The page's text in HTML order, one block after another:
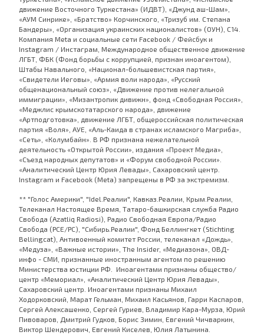
движение Восточного Туркестана» (ИДВТ), «Джунд аш-Шам»,
«АУМ Синрике», «Братство» Корчинского, «Тризуб им. Степана
Бандеры», «Организация украинских националистов» (ОУН), С14.
Компания Meta и социальные сети Facebook / Фейсбук и
Instagram / Инстаграм, Международное общественное движение
ЛГБТ, ФБК (Фонд борьбы с коррупцией, признан иноагентом),
Штабы Навального, «Национал-большевистская партия»,
«Свидетели Иеговы», «Армия воли народа», «Русский
общенациональный союз», «Движение против нелегальной
иммиграции», «Мизантропик дивижн», фонд «Свободная Россия»,
«Меджлис крымскотатарского народа», движение
«Артподготовка», движение ЛГБТ, общероссийская политическая
партия «Воля», АУЕ, «Аль-Каида в странах исламского Магриба»,
«Сеть», «Колумбайн». В РФ признана нежелательной
деятельность «Открытой России», издания «Проект Медиа»,
«Съезд народных депутатов» и «Форум свободной России».
«Аналитический Центр Юрия Левады», Сахаровский центр.
Instagram и Facebook (Metа) запрещены в РФ за экстремизм.
** "Голос Америки", "Idel.Реалии", Кавказ.Реалии, Крым.Реалии,
Телеканал Настоящее Время, Татаро-башкирская служба Радио
Свобода (Azatliq Radiosi), Радио Свободная Европа/Радио
Свобода (PCE/PC), "Сибирь.Реалии", Фонд Беллингкет (Stichting
Bellingcat), Антивоенный комитет России, телеканал «Дождь»,
«Медуза», «Важные истории», The Insider, «Медиазона», ОВД-
инфо - СМИ, признанные иностранным агентом по решению
Министерства юстиции РФ. Иноагентами признаны общество/
центр «Мемориал», «Аналитический Центр Юрия Левады»,
Сахаровский центр. Иноагентами признаны Михаил
Ходорковский, Марат Гельман, Михаил Касьянов, Гарри Каспаров,
Сергей Алексашенко, Сергей Гуриев, Владимир Кара-Мурза, Юрий
Пивоваров, Дмитрий Гудков, Борис Зимин, Евгений Чичваркин,
Виктор Шендерович, Евгений Киселев, Юлия Латынина.